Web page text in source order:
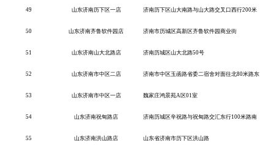
49 山东济南历下区一店 济南历下区山大南路与山大路交叉口西行200米
50 山东济南齐鲁软件园店 济南市历城区高新区齐鲁软件园商业街
51 山东济南山大北路店 济南历城区山大北路50号
52 山东济南市中区二店 济南市中区玉函路省委二宿舍对面往北80米路东
53 山东济南市中区一店 魏家庄鸿景苑A区01室
54 山东济南祝甸路店 济南历城区辛祝路与祝甸路交汇东行100米路南
55 山东济南洪山路店 山东省济南市历下区洪山路